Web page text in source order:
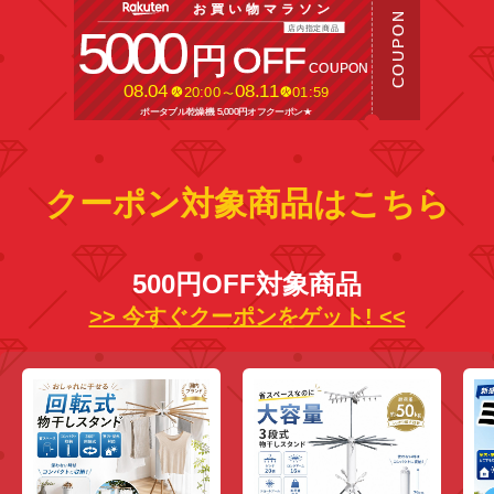
クーポン対象商品はこちら
500円OFF対象商品
>> 今すぐクーポンをゲット! <<